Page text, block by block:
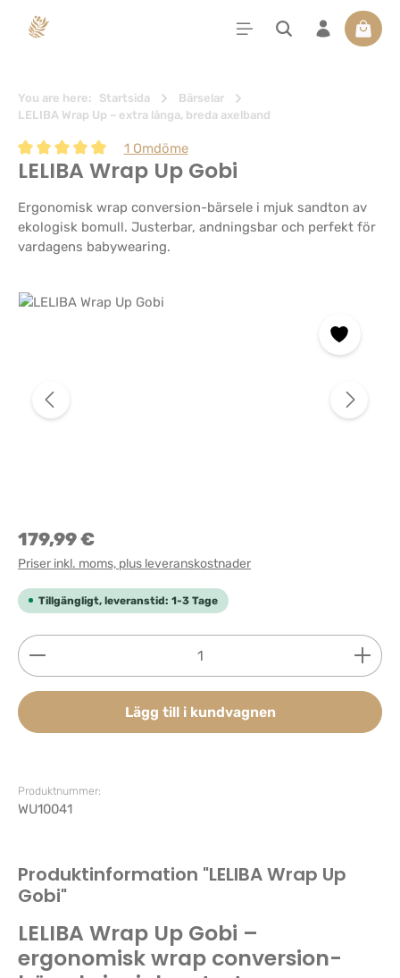
You are here: Startsida
Bärselar
LELIBA Wrap Up – extra långa, breda axelband
Genomsnittligt betyg på 5 av 5 stjärnor
1 Omdöme
LELIBA Wrap Up Gobi
Ergonomisk wrap conversion-bärsele i mjuk sandton av
ekologisk bomull. Justerbar, andningsbar och perfekt för
vardagens babywearing.
Hoppa över bildgalleri
179,99 €
Priser inkl. moms, plus leveranskostnader
Tillgängligt, leveranstid: 1-3 Tage
Produktkvantitet: Ange önskat belopp eller
Lägg till i kundvagnen
Produktnummer:
WU10041
Produktinformation "LELIBA Wrap Up
Gobi"
LELIBA Wrap Up Gobi –
ergonomisk wrap conversion-